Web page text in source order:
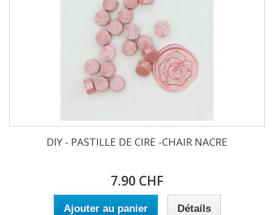
DIY - PASTILLE DE CIRE -CHAIR NACRE
7.90 CHF
Ajouter au panier Détails